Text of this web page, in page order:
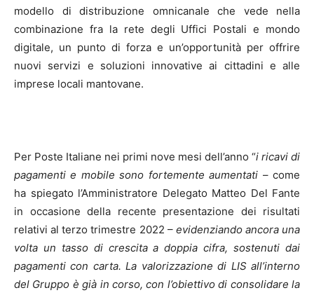
modello di distribuzione omnicanale che vede nella
combinazione fra la rete degli Uffici Postali e mondo
digitale, un punto di forza e un’opportunità per offrire
nuovi servizi e soluzioni innovative ai cittadini e alle
imprese locali mantovane.
Per Poste Italiane nei primi nove mesi dell’anno “i ricavi di
pagamenti e mobile sono fortemente aumentati – come
ha spiegato l’Amministratore Delegato Matteo Del Fante
in occasione della recente presentazione dei risultati
relativi al terzo trimestre 2022 –evidenziando ancora una
volta un tasso di crescita a doppia cifra, sostenuti dai
pagamenti con carta. La valorizzazione di LIS all’interno
del Gruppo è già in corso, con l’obiettivo di consolidare la